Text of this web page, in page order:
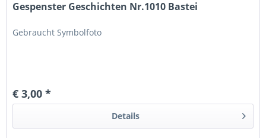
Gespenster Geschichten Nr.1010 Bastei
Gebraucht Symbolfoto
€ 3,00 *
Details